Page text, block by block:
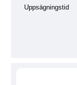
Uppsägningstid